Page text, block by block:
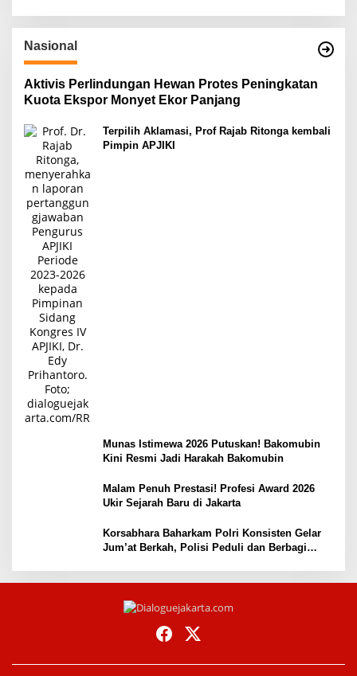
Nasional
Aktivis Perlindungan Hewan Protes Peningkatan
Kuota Ekspor Monyet Ekor Panjang
Terpilih Aklamasi, Prof Rajab Ritonga kembali
Pimpin APJIKI
Munas Istimewa 2026 Putuskan! Bakomubin
Kini Resmi Jadi Harakah Bakomubin
Malam Penuh Prestasi! Profesi Award 2026
Ukir Sejarah Baru di Jakarta
Korsabhara Baharkam Polri Konsisten Gelar
Jum’at Berkah, Polisi Peduli dan Berbagi